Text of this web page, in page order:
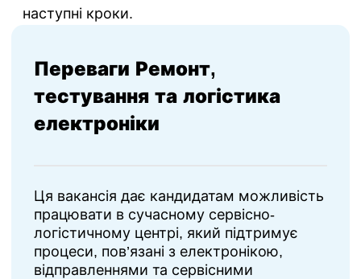
наступні кроки.
Переваги Ремонт,
тестування та логістика
електроніки
Ця вакансія дає кандидатам можливість
працювати в сучасному сервісно-
логістичному центрі, який підтримує
процеси, пов’язані з електронікою,
відправленнями та сервісними